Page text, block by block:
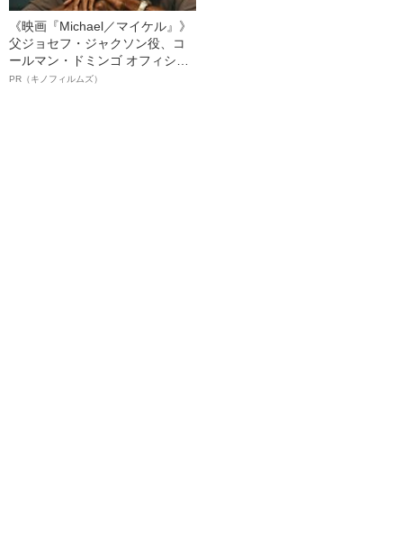
《映画『Michael／マイケル』》
父ジョセフ・ジャクソン役、コ
ールマン・ドミンゴ オフィシャ
ルインタビュー“観客を魅了した
PR（キノフィルムズ）